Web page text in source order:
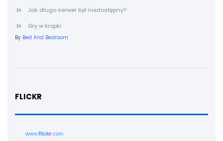
Jak długo serwer był niedostępny?
Gry w kropki
By Bed And Bedroom
FLICKR
www.flickr.com